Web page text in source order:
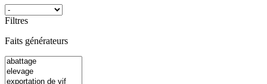
Filtres
Faits générateurs